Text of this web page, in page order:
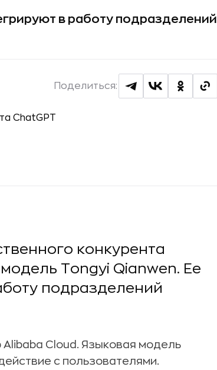
в работу подразделений
Поделиться:
конкурента
Tongyi Qianwen. Ее
подразделений
Cloud. Языковая модель
с пользователями.